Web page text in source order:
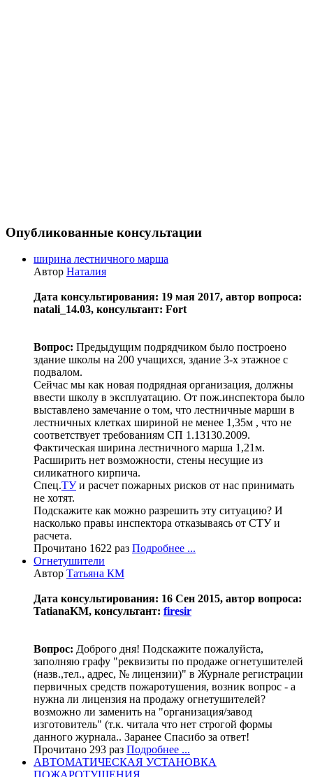
Опубликованные консультации
ширина лестничного марша
Автор Наталия
Дата консультирования: 19 мая 2017, автор вопроса:
natali_14.03, консультант: Fort
Вопрос: Предыдущим подрядчиком было построено
здание школы на 200 учащихся, здание 3-х этажное с
подвалом.
Сейчас мы как новая подрядная организация, должны
ввести школу в эксплуатацию. От пож.инспектора было
выставлено замечание о том, что лестничные марши в
лестничных клетках шириной не менее 1,35м , что не
соответствует требованиям СП 1.13130.2009.
Фактическая ширина лестничного марша 1,21м.
Расширить нет возможности, стены несущие из
силикатного кирпича.
Спец.ТУи расчет пожарных рисков от нас принимать
не хотят.
Подскажите как можно разрешить эту ситуацию? И
насколько правы инспектора отказываясь от СТУ и
расчета.
Прочитано 1622 раз Подробнее ...
Огнетушители
Автор Татьяна КМ
Дата консультирования: 16 Сен 2015, автор вопроса:
TatianaKM, консультант: firesir
Вопрос: Доброго дня! Подскажите пожалуйста,
заполняю графу "реквизиты по продаже огнетушителей
(назв.,тел., адрес, № лицензии)" в Журнале регистрации
первичных средств пожаротушения, возник вопрос - а
нужна ли лицензия на продажу огнетушителей?
возможно ли заменить на "организация/завод
изготовитель" (т.к. читала что нет строгой формы
данного журнала.. Заранее Спасибо за ответ!
Прочитано 293 раз Подробнее ...
АВТОМАТИЧЕСКАЯ УСТАНОВКА